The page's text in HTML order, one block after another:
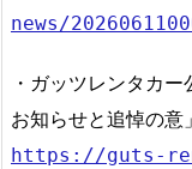
news/
・ガッツレンタカ
お知らせと追悼の意」
https://guts-